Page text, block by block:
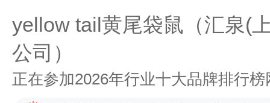
yellow tail黄尾袋鼠（汇泉(
公司）
正在参加2026年行业十大品牌排行